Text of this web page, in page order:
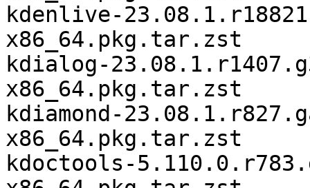
kdenlive-
x86_64.pkg.tar.zst
kdialog-
x86_64.pkg.tar.zst
kdiamond-
x86_64.pkg.tar.zst
kdoctools-